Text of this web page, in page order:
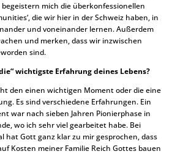
mich die überkonfessionellen
die wir hier in der Schweiz haben, in
und voneinander lernen. Außerdem
und merken, dass wir inzwischen
sind.
wichtigste Erfahrung deines Lebens?
den einen wichtigen Moment oder die eine
Es sind verschiedene Erfahrungen. Ein
war nach sieben Jahren Pionierphase in
wo ich sehr viel gearbeitet habe. Bei
hat Gott ganz klar zu mir gesprochen, dass
Kosten meiner Familie Reich Gottes bauen